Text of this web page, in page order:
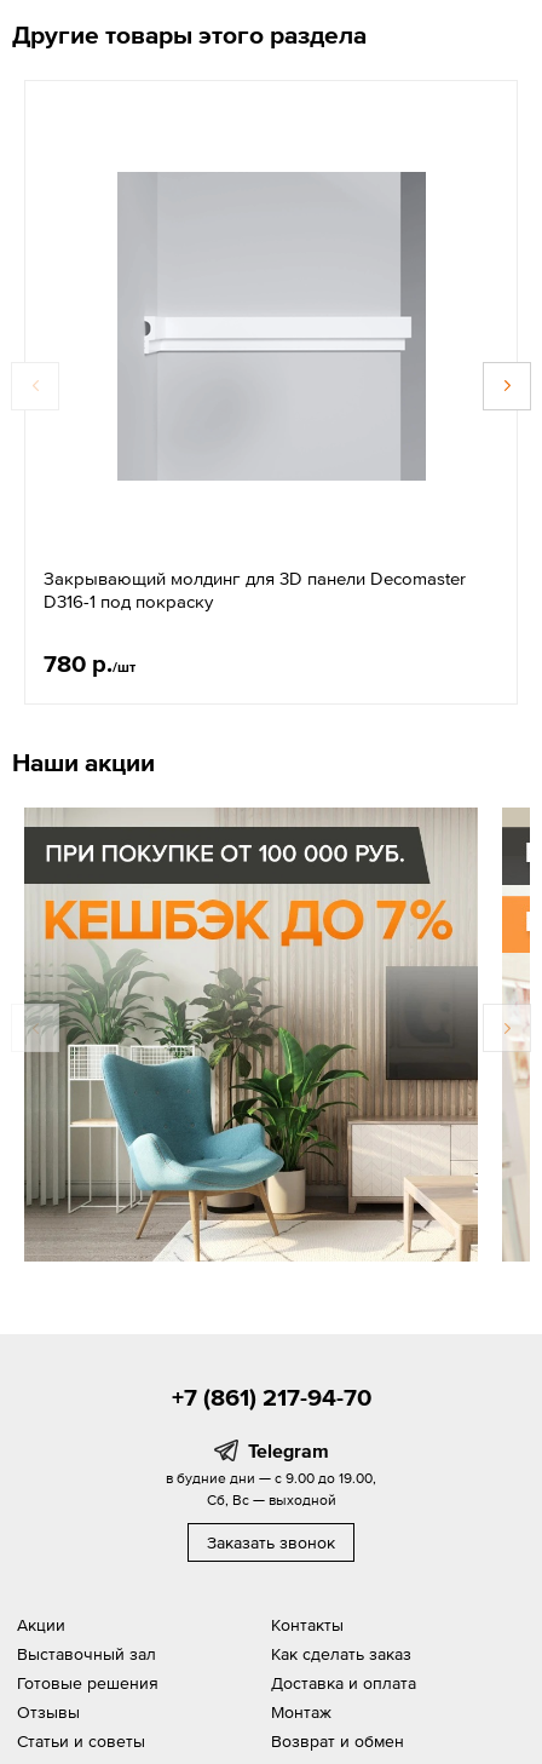
Другие товары этого раздела
Закрывающий молдинг для 3D панели Decomaster
D316-1 под покраску
780 р./шт
Наши акции
Акции
Выставочный зал
Готовые решения
Отзывы
Статьи и советы
Контакты
Как сделать заказ
Доставка и оплата
Монтаж
Возврат и обмен
+7 (861) 217-94-70
Telegram
в будние дни — с 9.00 до 19.00,
Сб, Вс — выходной
Заказать звонок